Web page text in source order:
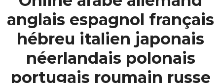
anglais espagnol français
hébreu italien japonais
néerlandais polonais
portugais roumain russe
MENU
Home